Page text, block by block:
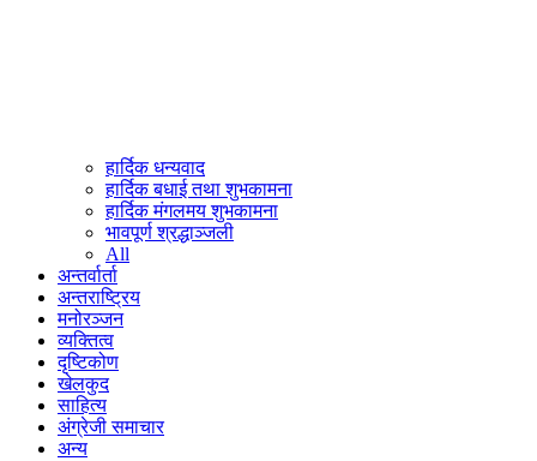
हार्दिक धन्यवाद
हार्दिक बधाई तथा शुभकामना
हार्दिक मंगलमय शुभकामना
भावपूर्ण श्रद्धाञ्जली
All
अन्तर्वार्ता
अन्तराष्ट्रिय
मनोरञ्जन
व्यक्तित्व
दृष्टिकोण
खेलकुद
साहित्य
अंग्रेजी समाचार
अन्य